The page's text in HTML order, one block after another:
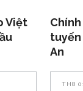
Việt
tuyến
An
TH8